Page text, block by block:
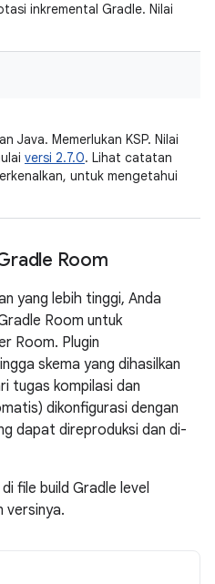
inkremental Gradle. Nilai
Java. Memerlukan KSP. Nilai
versi 2.7.0. Lihat catatan
untuk mengetahui
Room
yang lebih tinggi, Anda
Room untuk
Room. Plugin
skema yang dihasilkan
tugas kompilasi dan
dikonfigurasi dengan
dapat direproduksi dan di-
file build Gradle level
versinya.